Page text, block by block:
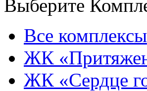
Выберите
Все комплексы
ЖК
ЖК «Сердце